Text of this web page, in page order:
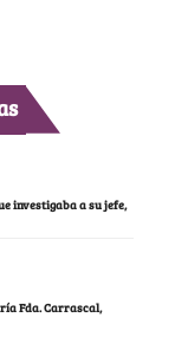
investigaba a su jefe,
Fda. Carrascal,